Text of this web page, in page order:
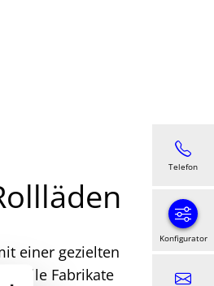
einer gezielten
alle Fabrikate
Telefon
Konfigurator